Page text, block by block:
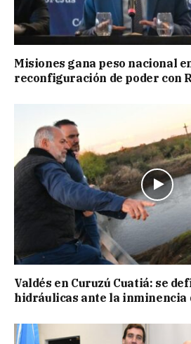
Misiones gana peso nacional
reconfiguración de poder con
Valdés en Curuzú Cuatiá: se
hidráulicas ante la inminencia